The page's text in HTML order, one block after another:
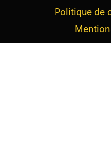
Politique de